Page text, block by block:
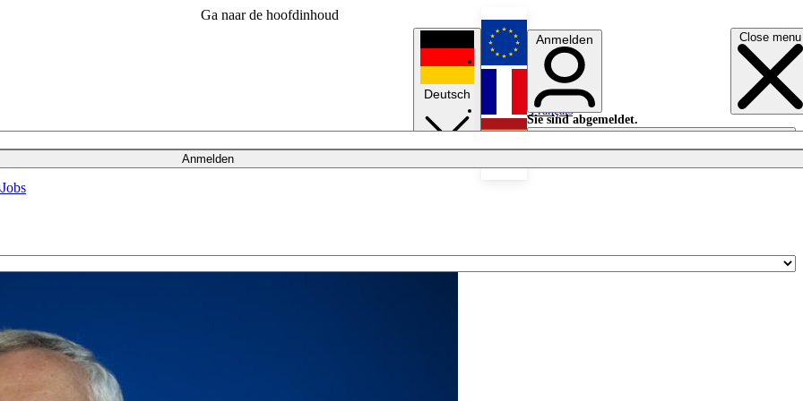
Ga naar de hoofdinhoud
Close menu
Anmelden
Jobs
Deutsch
English
Français
Anmelden
Sie sind abgemeldet.
Anmelden
Licht aus